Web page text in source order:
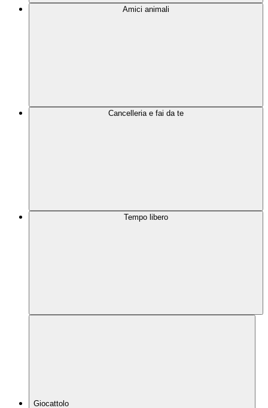
Amici animali
Cancelleria e fai da te
Tempo libero
Giocattolo